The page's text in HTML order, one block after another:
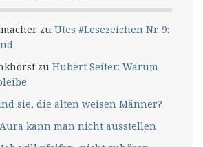
zu Utes #Lesezeichen Nr. 9:
zu Hubert Seiter: Warum
sie, die alten weisen Männer?
kann man nicht ausstellen